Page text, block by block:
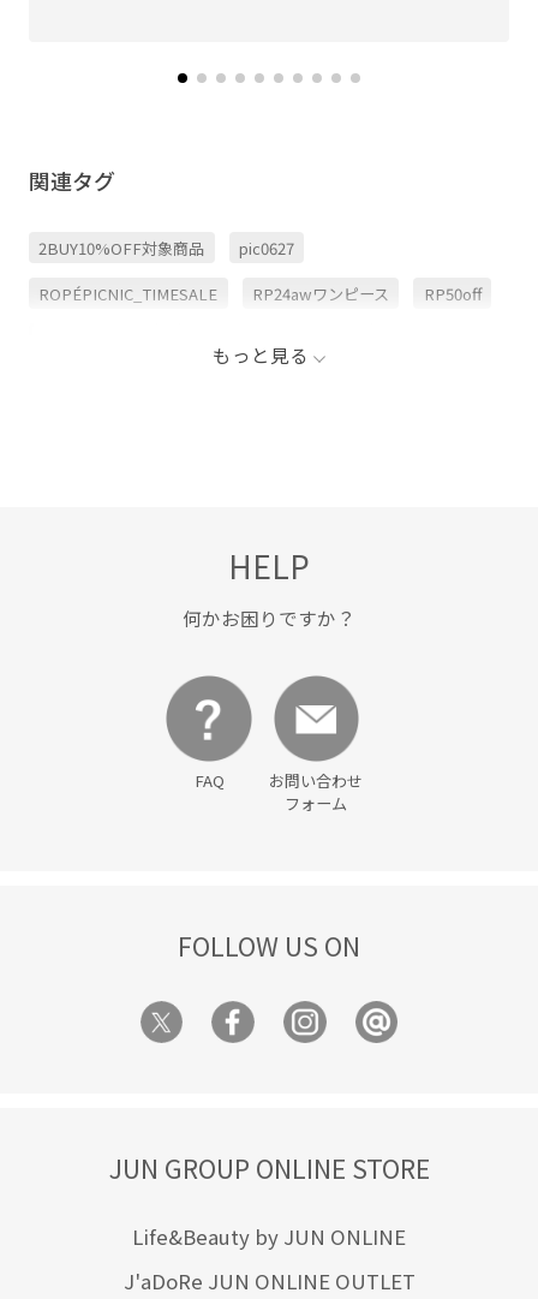
関連タグ
2BUY10%OFF対象商品 pic0627
ROPÉPICNIC_TIMESALE RP24awワンピース RP50off
ラインがきれい
ワンピース 上品 伸縮性
もっと見る
HELP
何かお困りですか？
FAQ
お問い合わせ
フォーム
FOLLOW US ON
JUN GROUP ONLINE STORE
Life&Beauty by JUN ONLINE
J'aDoRe JUN ONLINE OUTLET